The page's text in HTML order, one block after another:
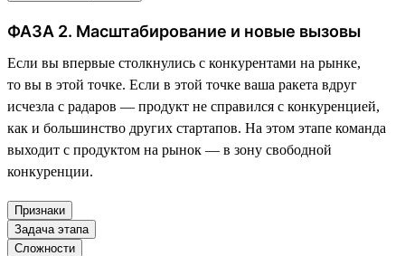
ФАЗА 2. Масштабирование и новые вызовы
Если вы впервые столкнулись с конкурентами на рынке,
то вы в этой точке. Если в этой точке ваша ракета вдруг
исчезла с радаров — продукт не справился с конкуренцией,
как и большинство других стартапов. На этом этапе команда
выходит с продуктом на рынок — в зону свободной
конкуренции.
Признаки
Задача этапа
Сложности